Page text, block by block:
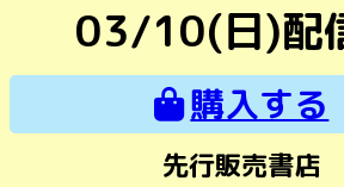
03/10(日)配
購入する
先行販売書店